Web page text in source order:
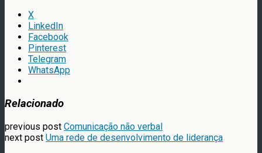
X
LinkedIn
Facebook
Pinterest
Telegram
WhatsApp
Relacionado
previous post Comunicação não verbal
next post Uma rede de desenvolvimento de liderança